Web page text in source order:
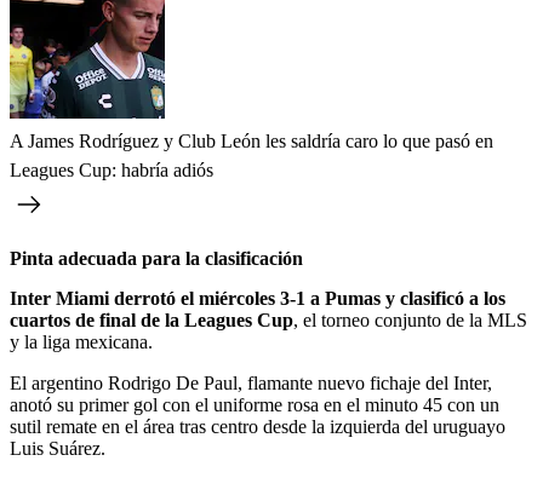
A James Rodríguez y Club León les saldría caro lo que pasó en
Leagues Cup: habría adiós
Pinta adecuada para la clasificación
Inter Miami derrotó el miércoles 3-1 a Pumas y clasificó a los
cuartos de final de la Leagues Cup, el torneo conjunto de la MLS
y la liga mexicana.
El argentino Rodrigo De Paul, flamante nuevo fichaje del Inter,
anotó su primer gol con el uniforme rosa en el minuto 45 con un
sutil remate en el área tras centro desde la izquierda del uruguayo
Luis Suárez.